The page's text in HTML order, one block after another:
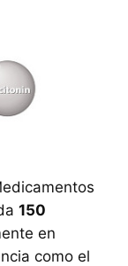
150
en
como el